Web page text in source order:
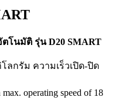
โนมัติ รุ่น D20 SMART
ลกรัม ความเร็วเปิด-ปิด
operating speed of 18